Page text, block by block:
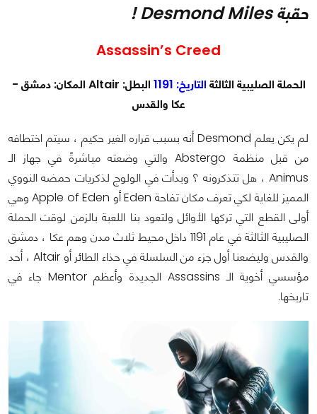
حقبة Desmond Miles !
Assassin’s Creed
الحملة الصليبية الثالثة التاريخ: 1191
البطل: Altair المكان: دمشق -
عكا والقدس
لم يكن يعلم Desmond أنه بسبب قراره الغير حكيم ، سيتم اختطافه
من قبل منظمة Abstergo والتي وضعته مباشرةً في جهاز الـ
Animus ، هل تتذكرونه ؟ وبدأت في الولوج لذكريات حمضه النووي
المميز للغاية لكي تعرف مكان تفاحة Eden أو Apple of Eden وهي
أولى القطع التي تركها الأوائل ولتعود بنا اللعبة بالزمن لوقت الحملة
الصليبية الثالثة في عام 1191 داخل محيط ثلاث مدن وهم عكا ، دمشق
والقدس وليضعنا أول جزء من السلسلة في حذاء الطائر أو Altair ، أحد
مؤسسي أخوية الـ Assassins الجديدة وأعظم Mentor جاء في
تاريخها.